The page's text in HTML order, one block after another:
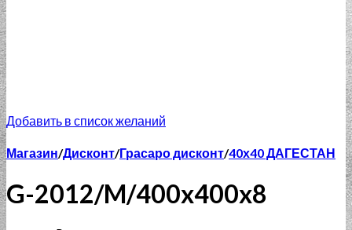
Добавить в список желаний
Магазин/Дисконт/Грасаро дисконт/40х40 ДАГЕСТАН
G-2012/M/400x400x8